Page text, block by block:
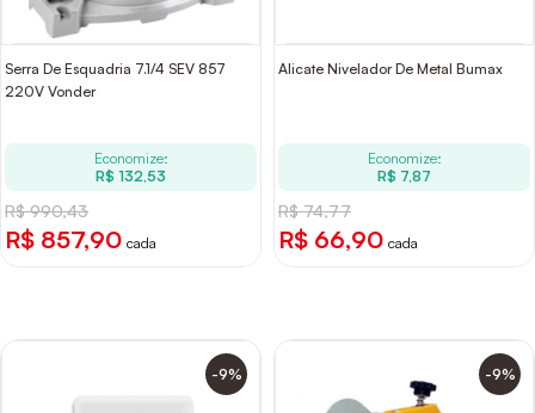
Serra De Esquadria 7.1/4 SEV 857
220V Vonder
Economize:
R$ 132,53
R$ 990,43
R$ 857,90 cada
Alicate Nivelador De Metal Bumax
Economize:
R$ 7,87
R$ 74,77
R$ 66,90 cada
-9% -9%